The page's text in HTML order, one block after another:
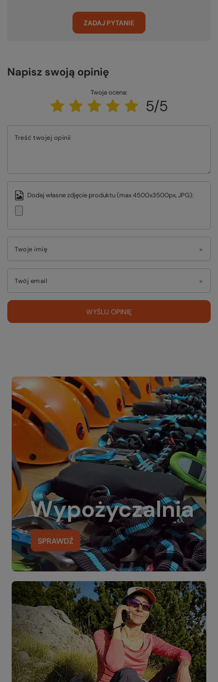
ZADAJ PYTANIE
Napisz swoją opinię
Twoja ocena:
5/5
Treść twojej opinii
Dodaj własne zdjęcie produktu (max 4500x3500px, JPG):
Twoje imię
Twój email
WYŚLIJ OPINIĘ